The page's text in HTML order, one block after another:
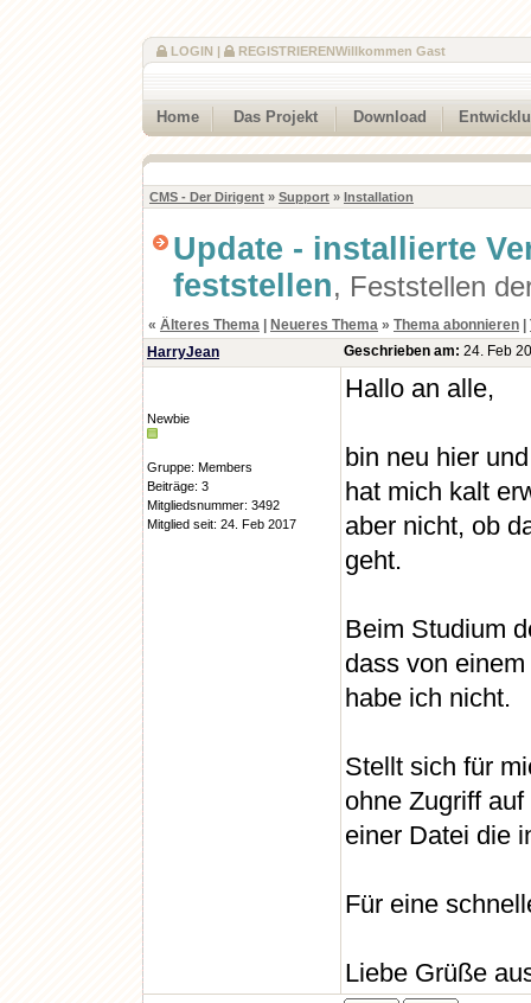
Willkommen Gast
LOGIN | REGISTRIEREN
Home Das Projekt Download
CMS - Der Dirigent » Support » Installation
Update - installierte
feststellen, Feststellen
« Älteres Thema Neueres Thema » Thema abonnieren
HarryJean
Geschrieben am: 24. Feb
Newbie
Gruppe: Members
Beiträge: 3
Mitgliedsnummer: 3492
Mitglied seit: 24. Feb 2017
Hallo an alle,
bin neu hier
hat mich kalt
aber nicht, ob
geht.
Beim Studium
dass von
habe ich nicht.
Stellt sich für
ohne Zugriff
einer Datei die
Für eine
Liebe Grüße